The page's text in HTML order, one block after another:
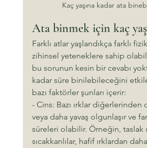
Kaç yaşına kadar ata
Ata binmek için kaç
Farklı atlar yaşlandıkça farklı
zihinsel yeteneklere sahip
bu sorunun kesin bir cevabı
kadar süre binilebileceğini
bazı faktörler şunları içerir:
- Cins: Bazı ırklar diğerlerinden
veya daha yavaş olgunlaşır ve
süreleri olabilir. Örneğin, taslak
sıcakkanlılar, hafif ırklardan